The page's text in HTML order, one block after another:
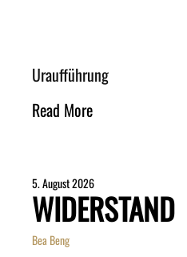
Uraufführung
Read More
5. August 2026
WIDERSTAND
Bea Beng